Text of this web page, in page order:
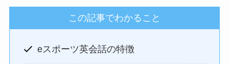
この記事でわかること
eスポーツ英会話の特徴